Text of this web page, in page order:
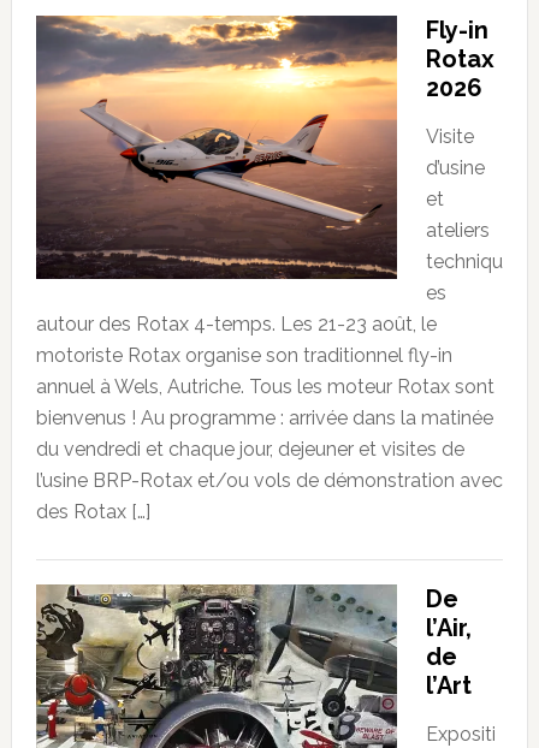
Fly-in
Rotax
2026
Visite
d’usine
et
ateliers
techniqu
es
autour des Rotax 4-temps. Les 21-23 août, le
motoriste Rotax organise son traditionnel fly-in
annuel à Wels, Autriche. Tous les moteur Rotax sont
bienvenus ! Au programme : arrivée dans la matinée
du vendredi et chaque jour, dejeuner et visites de
l’usine BRP-Rotax et/ou vols de démonstration avec
des Rotax […]
De
l’Air,
de
l’Art
Expositi